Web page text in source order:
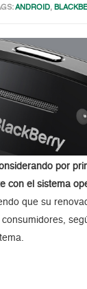
ANDROID,
por
con el sistema
que su